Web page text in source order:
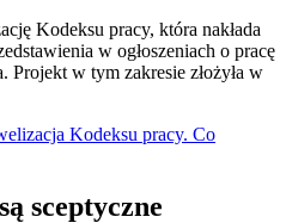
Kodeksu pracy, która nakłada
w ogłoszeniach o pracę
w tym zakresie złożyła w
Kodeksu pracy. Co
sceptyczne